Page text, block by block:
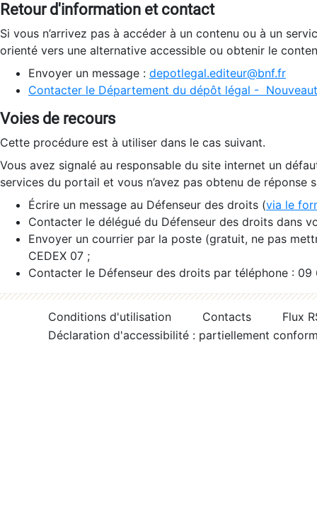
Retour d'information et contact
Si vous n’arrivez pas à accéder à un contenu ou à un
orienté vers une alternative accessible ou obtenir le
Envoyer un message : depotlegal.editeur@bnf.fr
Contacter le Département du dépôt légal -
Voies de recours
Cette procédure est à utiliser dans le cas suivant.
Vous avez signalé au responsable du site internet un
services du portail et vous n’avez pas obtenu de réponse
Écrire un message au Défenseur des droits (via le
Contacter le délégué du Défenseur des droits dans
Envoyer un courrier par la poste (gratuit, ne pas
CEDEX 07 ;
Contacter le Défenseur des droits par téléphone :
Conditions d'utilisation Contacts
Flux
Déclaration d'accessibilité : partiellement